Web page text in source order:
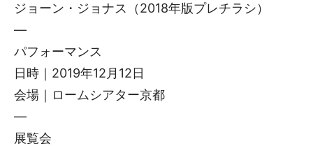
ジョーン・ジョナス（2018年版プレチラシ）
—
パフォーマンス
日時｜2019年12月12日
会場｜ロームシアター京都
—
展覧会